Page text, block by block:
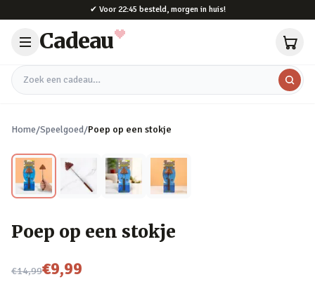
✔ Voor 22:45 besteld, morgen in huis!
Cadeau
Zoek een cadeau
Home/Speelgoed/Poep op een stokje
Poep op een stokje
€14,99
Nu voor
€9,99